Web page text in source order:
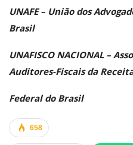
UNAFE – União dos
Brasil
UNAFISCO NACIONAL –
Auditores-Fiscais da
Federal do Brasil
658